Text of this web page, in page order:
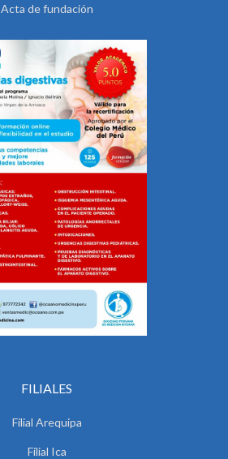
Acta de fundación
FILIALES
Filial Arequipa
Filial Ica